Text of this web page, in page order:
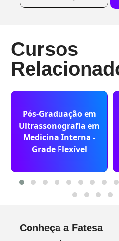
Cursos
Pós-Graduação em
Ultrassonografia em
Medicina Interna -
Grade Flexível
Conheça a Fatesa